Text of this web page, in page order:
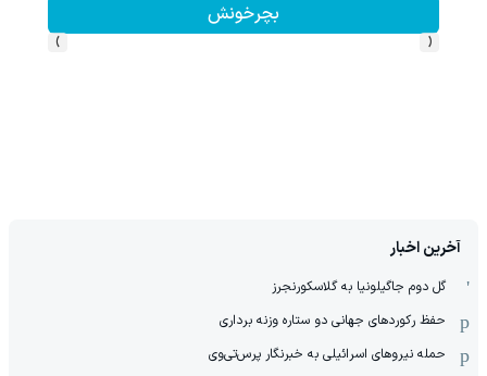
بچرخونش
‹
›
آخرین اخبار
گل دوم جاگیلونیا به گلاسکورنجرز
حفظ رکوردهای جهانی دو ستاره وزنه برداری
حمله نیروهای اسرائیلی به خبرنگار پرس‌تی‌وی